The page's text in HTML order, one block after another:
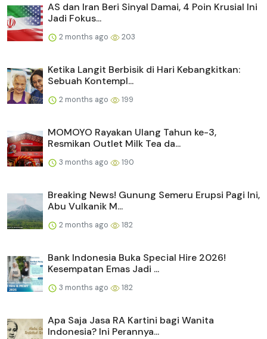
AS dan Iran Beri Sinyal Damai, 4 Poin Krusial Ini
Jadi Fokus...
2 months ago 203
Ketika Langit Berbisik di Hari Kebangkitkan:
Sebuah Kontempl...
2 months ago 199
MOMOYO Rayakan Ulang Tahun ke-3,
Resmikan Outlet Milk Tea da...
3 months ago 190
Breaking News! Gunung Semeru Erupsi Pagi Ini,
Abu Vulkanik M...
2 months ago 182
Bank Indonesia Buka Special Hire 2026!
Kesempatan Emas Jadi ...
3 months ago 182
Apa Saja Jasa RA Kartini bagi Wanita
Indonesia? Ini Perannya...